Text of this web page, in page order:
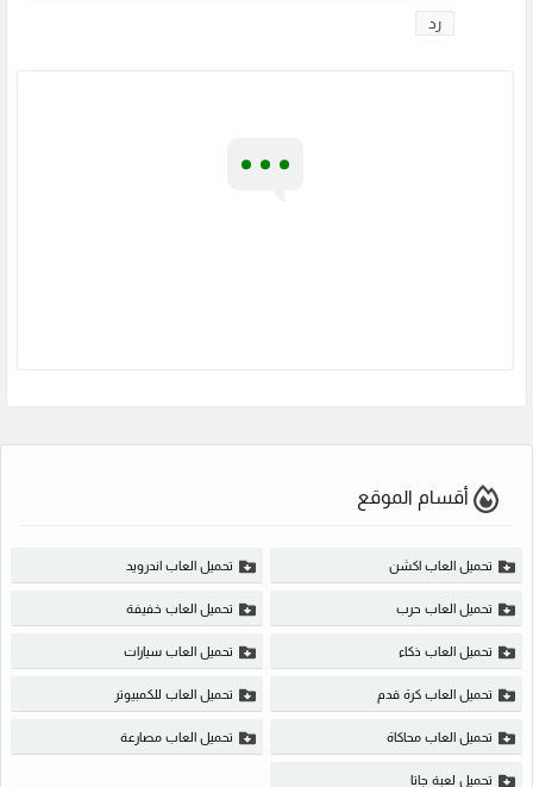
رد
أقسام الموقع
تحميل العاب اكشن تحميل العاب اندرويد
تحميل العاب حرب تحميل العاب خفيفة
تحميل العاب ذكاء تحميل العاب سيارات
تحميل العاب كرة قدم تحميل العاب للكمبيوتر
تحميل العاب محاكاة تحميل العاب مصارعة
تحميل لعبة جاتا